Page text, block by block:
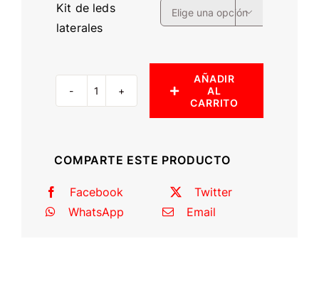
Kit de leds
laterales

Rack
AÑADIR
AL
CARRITO
COMPARTE ESTE PRODUCTO
Facebook
Twitter
WhatsApp
Email